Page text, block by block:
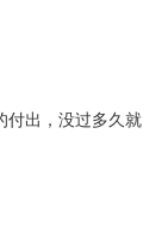
付出，没过多久就